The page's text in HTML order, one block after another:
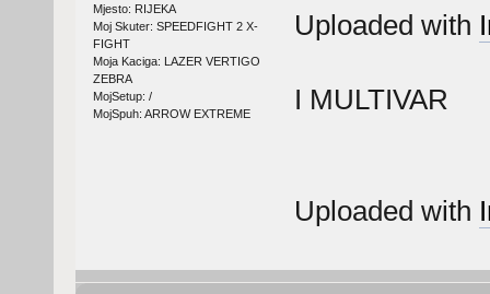
Mjesto: RIJEKA
Moj Skuter: SPEEDFIGHT 2 X-
FIGHT
Moja Kaciga: LAZER VERTIGO
ZEBRA
MojSetup: /
MojSpuh: ARROW EXTREME
Uploaded with
I MULTIVAR
Uploaded with